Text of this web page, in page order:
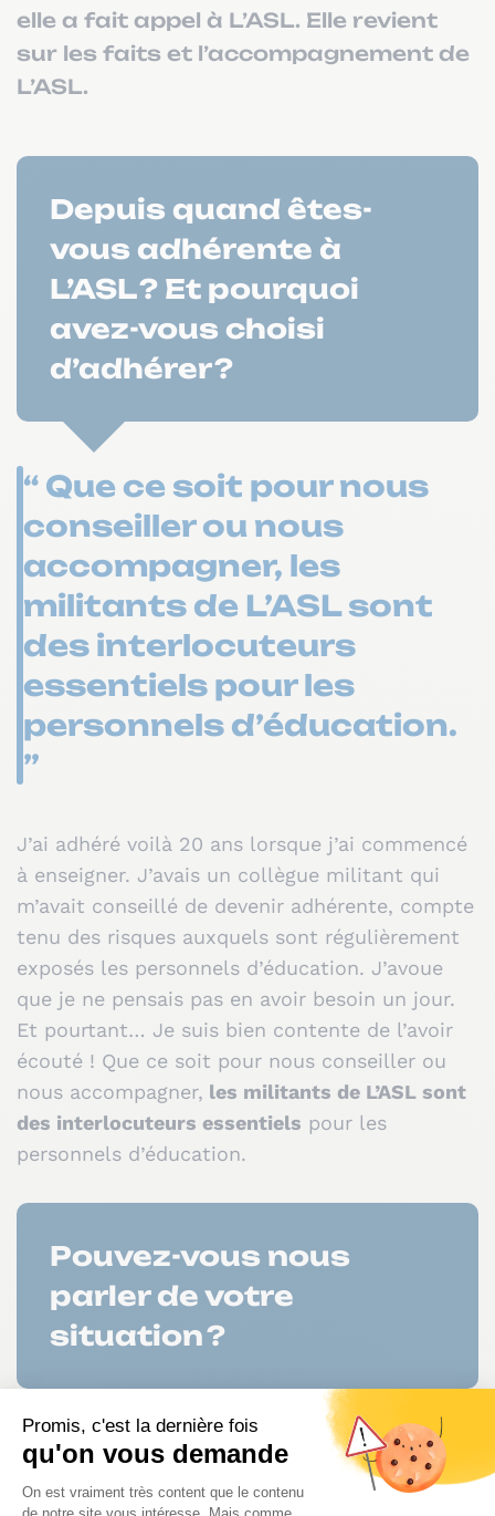
elle a fait appel à L’ASL. Elle revient
sur les faits et l’accompagnement de
L’ASL.
Depuis quand êtes-
vous adhérente à
L’ASL ? Et pourquoi
avez-vous choisi
d’adhérer ?
“ Que ce soit pour nous
conseiller ou nous
accompagner, les
militants de L’ASL sont
des interlocuteurs
essentiels pour les
personnels d’éducation.
”
J’ai adhéré voilà 20 ans lorsque j’ai commencé
à enseigner. J’avais un collègue militant qui
m’avait conseillé de devenir adhérente, compte
tenu des risques auxquels sont régulièrement
exposés les personnels d’éducation. J’avoue
que je ne pensais pas en avoir besoin un jour.
Et pourtant… Je suis bien contente de l’avoir
écouté ! Que ce soit pour nous conseiller ou
nous accompagner, les militants de L’ASL sont
des interlocuteurs essentiels pour les
personnels d’éducation.
Pouvez-vous nous
parler de votre
situation ?
“ J’ai évoqué une prise en
charge, j’étais prête à